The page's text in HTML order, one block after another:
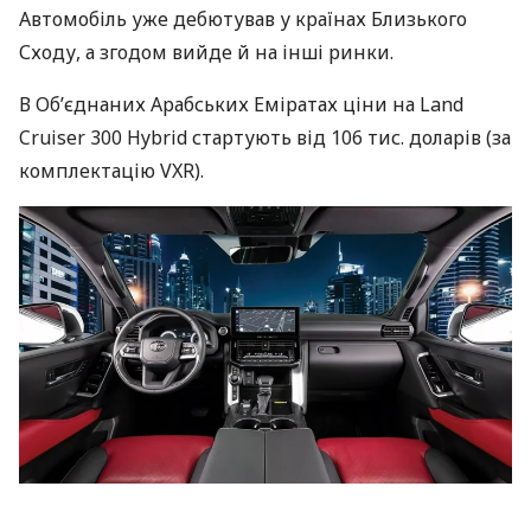
Автомобіль уже дебютував у країнах Близького
Сходу, а згодом вийде й на інші ринки.
В Об’єднаних Арабських Еміратах ціни на Land
Cruiser 300 Hybrid стартують від 106 тис. доларів (за
комплектацію VXR).